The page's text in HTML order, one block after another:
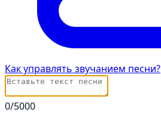
Как управлять звучанием песни?
0/5000